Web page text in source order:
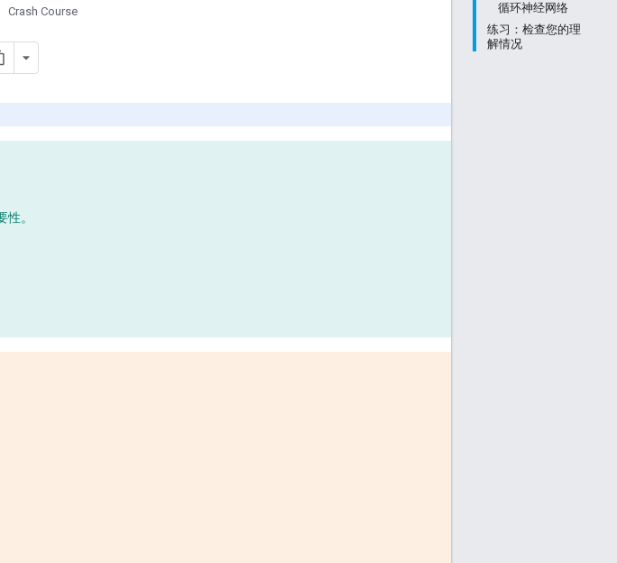
循环神经网络
练习：检查您的理
解情况
Crash Course
。